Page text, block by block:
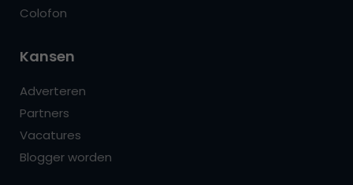
Colofon
Kansen
Adverteren
Partners
Vacatures
Blogger worden